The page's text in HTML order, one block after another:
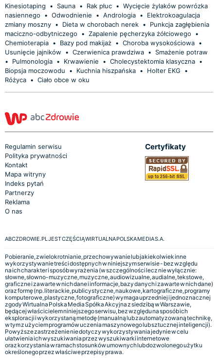
Kinesiotaping • Sauna • Rak płuc • Wycięcie żylaków powrózka
nasiennego
• Odwodnienie • Andrologia •
Elektrokoagulacja
zmiany moszny • Dieta w chorobach nerek •
Punkcja zagłębienia
maciczno-odbytniczego
• Zapalenie pęcherzyka żółciowego
•
Chemioterapia • Bazy pod makijaż • Choroba wysokościowa •
Usunięcie jajników
• Czerwienica prawdziwa •
Smażenie potraw
•
Pulmonologia • Krwawienie • Cholecystektomia klasyczna •
Biopsja moczowodu
• Kuchnia hiszpańska • Holter EKG
•
Różyca • Ciało obce w oku
Regulamin serwisu
Polityka prywatności
Kontakt
Mapa witryny
Indeks pytań
Partnerzy
Reklama
O nas
Certyfikaty
ABCZDROWIE.PL JEST CZĘŚCIĄ WIRTUALNA POLSKA MEDIA S.A.
Pobieranie, zwielokrotnianie, przechowywanie lub jakiekolwiek inne
wykorzystywanie treści dostępnych w niniejszym serwisie - bez względu
na ich charakter i sposób wyrażenia (w szczególności lecz nie wyłącznie:
słowne, słowno-muzyczne, muzyczne, audiowizualne, audialne, tekstowe,
graficzne i zawarte w nich dane i informacje, bazy danych i zawarte w nich dane)
oraz formę (np. literackie, publicystyczne, naukowe, kartograficzne, programy
komputerowe, plastyczne, fotograficzne) wymaga uprzedniej i jednoznacznej
zgody Wirtualna Polska Media Spółka Akcyjna z siedzibą w Warszawie,
będącej właścicielem niniejszego serwisu, bez względu na sposób ich
eksploracji i wykorzystaną metodę (manualną lub zautomatyzowaną technikę,
w tym z użyciem programów uczenia maszynowego lub sztucznej inteligencji).
Powyższe zastrzeżenie nie dotyczy wykorzystywania jedynie w celu
ułatwienia ich wyszukiwania przez wyszukiwarki internetowe
oraz korzystania w ramach stosunków umownych lub dozwolonego użytku
określonego przez właściwe przepisy prawa.